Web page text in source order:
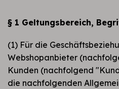
§ 1 Geltungsbereich,
(1) Für die
Webshopanbieter
Kunden (nachfolgend
die nachfolgenden